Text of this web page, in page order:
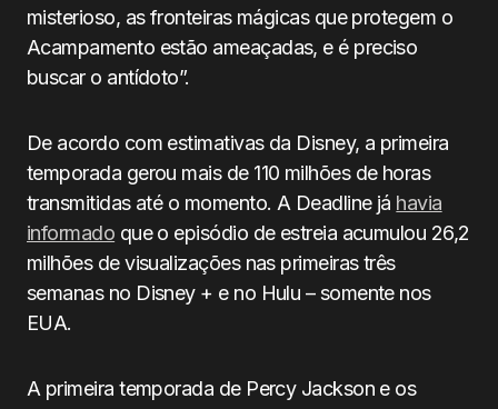
misterioso, as fronteiras mágicas que protegem o
Acampamento estão ameaçadas, e é preciso
buscar o antídoto”.
De acordo com estimativas da Disney, a primeira
temporada gerou mais de 110 milhões de horas
transmitidas até o momento. A Deadline já havia
informado que o episódio de estreia acumulou 26,2
milhões de visualizações nas primeiras três
semanas no Disney + e no Hulu – somente nos
EUA.
A primeira temporada de Percy Jackson e os